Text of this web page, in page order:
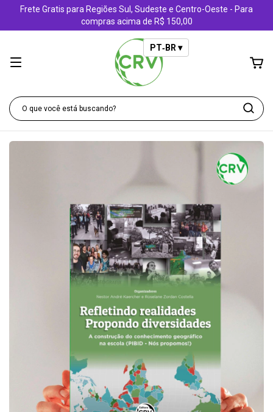
Frete Gratis para Regiões Sul, Sudeste e Centro-Oeste - Para
compras acima de R$ 150,00
PT‑BR ▾